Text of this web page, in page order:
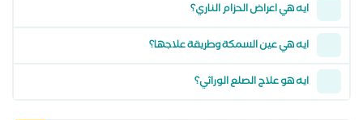
ايه هي اعراض الحزام الناري؟
ايه هي عين السمكة وطريقة علاجها؟
ايه هو علاج الصلع الوراثي؟